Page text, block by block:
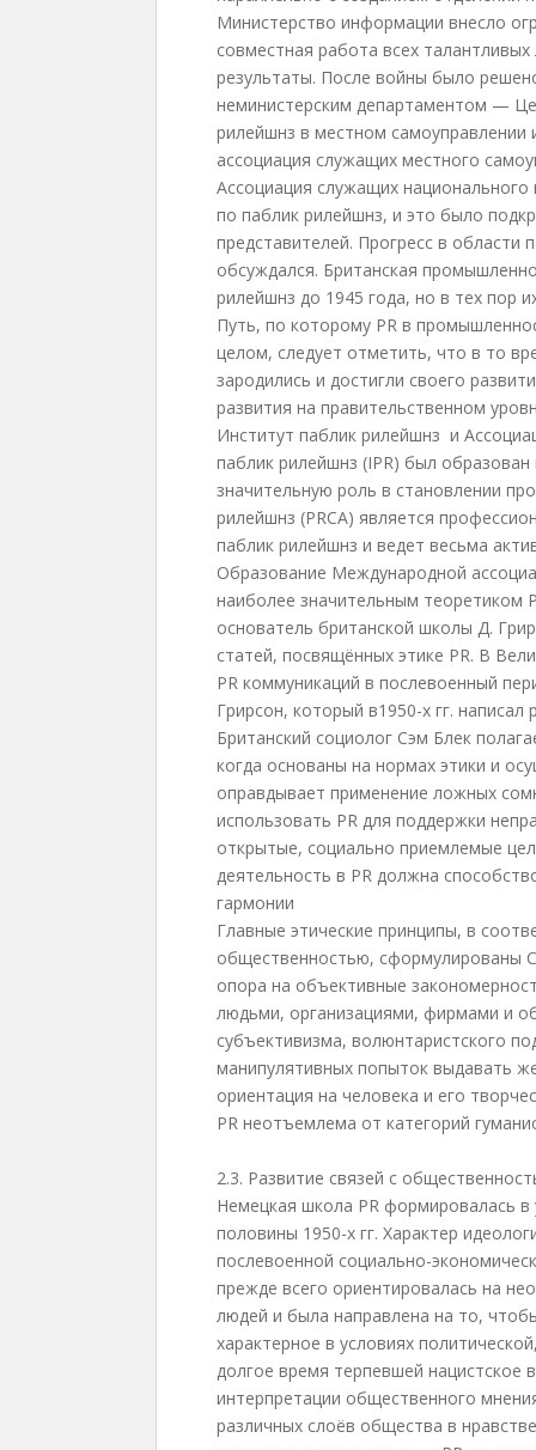
Министерство информации внесло
совместная работа всех
результаты. После войны было
неминистерским департаментом —
рилейшнз в местном
ассоциация служащих местного
Ассоциация служащих национального
по паблик рилейшнз, и это было
представителей. Прогресс в
обсуждался. Британская
рилейшнз до 1945 года, но в тех пор
Путь, по которому PR в
целом, следует отметить, что в то
зародились и достигли своего
развития на правительственном
Институт паблик рилейшнз и
паблик рилейшнз (IPR) был
значительную роль в становлении
рилейшнз (PRCA) является
паблик рилейшнз и ведет весьма
Образование Международной
наиболее значительным теоретиком
основатель британской школы Д.
статей, посвящённых этике PR. В
PR коммуникаций в послевоенный
Грирсон, который в1950-х гг.
Британский социолог Сэм Блек
когда основаны на нормах этики и
оправдывает применение ложных
использовать PR для поддержки
открытые, социально приемлемые
деятельность в PR должна
гармонии
Главные этические принципы, в
общественностью, сформулированы
опора на объективные
людьми, организациями, фирмами и
субъективизма, волюнтаристского
манипулятивных попыток выдавать
ориентация на человека и его
PR неотъемлема от категорий
2.3. Развитие связей с
Немецкая школа PR формировалась в
половины 1950-х гг. Характер
послевоенной социально-
прежде всего ориентировалась на
людей и была направлена на то,
характерное в условиях
долгое время терпевшей нацистское
интерпретации общественного
различных слоёв общества в